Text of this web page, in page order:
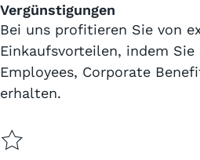
Vergünstigungen
Bei uns profitieren Sie von
Einkaufsvorteilen, indem
Employees, Corporate
erhalten.